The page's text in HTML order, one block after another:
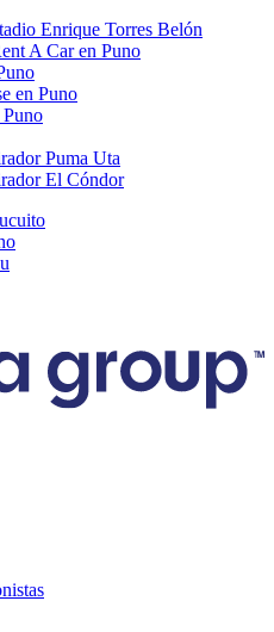
Enrique Torres Belón
A Car en Puno
en Puno
Puma Uta
El Cóndor